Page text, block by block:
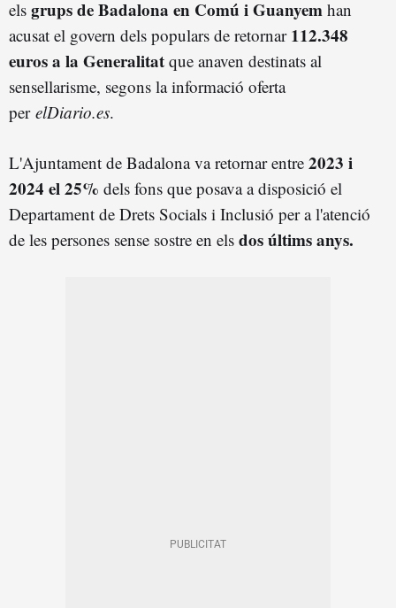
els grups de Badalona en Comú i Guanyem han
acusat el govern dels populars de retornar 112.348
euros a la Generalitat que anaven destinats al
sensellarisme, segons la informació oferta
per elDiario.es.
L'Ajuntament de Badalona va retornar entre 2023 i
2024 el 25% dels fons que posava a disposició el
Departament de Drets Socials i Inclusió per a l'atenció
de les persones sense sostre en els dos últims anys.